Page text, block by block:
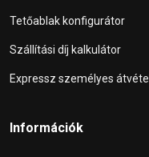
Tetőablak konfigurátor
Szállítási díj kalkulátor
Expressz személyes átvétel
Információk